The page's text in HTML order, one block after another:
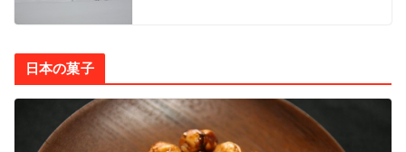
日本の菓子